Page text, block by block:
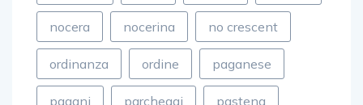
nocera nocerina no crescent
ordinanza ordine paganese
pagani parcheggi pastena